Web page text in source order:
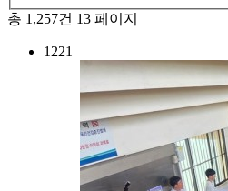
총 1,257건 13 페이지
1221